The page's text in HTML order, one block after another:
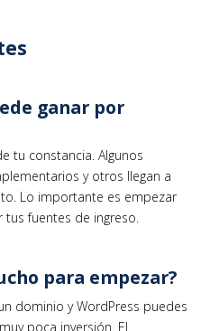
ganar por
tu constancia. Algunos
y otros llegan a
Lo importante es empezar
fuentes de ingreso.
para empezar?
dominio y WordPress puedes
poca inversión. El